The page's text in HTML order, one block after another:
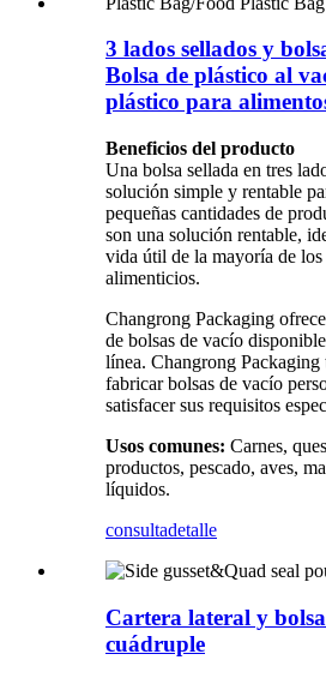
3 lados sellados y
Bolsa de plástico al
plástico para
Beneficios del producto
Una bolsa sellada en tres
solución simple y rentable
pequeñas cantidades de
son una solución rentable,
vida útil de la mayoría de
alimenticios.
Changrong Packaging
de bolsas de vacío
línea. Changrong Packaging
fabricar bolsas de vacío
satisfacer sus requisitos
Usos comunes: Carnes,
productos, pescado, aves,
líquidos.
consultadetalle
Cartera lateral y
cuádruple